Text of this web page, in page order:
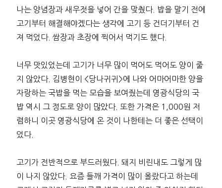
나는 양념장과 새우젓을 넣어 간을 맞췄다. 밥을 말기 전에
고기부터 해결해야겠다는 생각에 고기 등 건더기부터 건
져 먹었다. 쌈장과 초장에 찍어서 먹기도 했다.
너무 맛있었는데 고기가 너무 많이 먹어도 먹어도 양이 줄
지 않았다. 김병현이 <당나귀귀>에 나와 어마어마한 양을
자랑하는 국밥을 먹는 모습을 보여줬는데 영광식당의 국
밥 역시 그 정도로 양이 많았다. 또한 가격은 1,000원 저
렴하니 이곳 영광식당에 온 것이 나한테는 더 좋은 선택이
었다.
고기가 전반적으로 부드러웠다. 돼지 비린내도 그렇게 많
이 나지 않았다. 요즘 들깨 가격이 많이 올랐다고 하는데